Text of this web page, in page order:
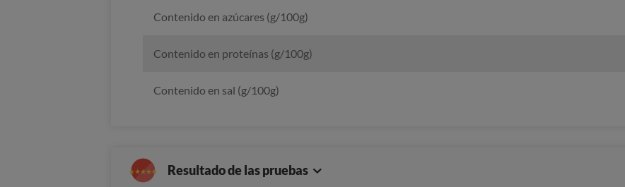
Contenido en azúcares (g/100g)
Contenido en proteínas (g/100g)
Contenido en sal (g/100g)
Resultado de las pruebas